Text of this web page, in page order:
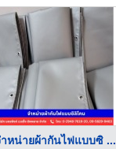
หน่ายผ้ากันไฟแบบซิ ...